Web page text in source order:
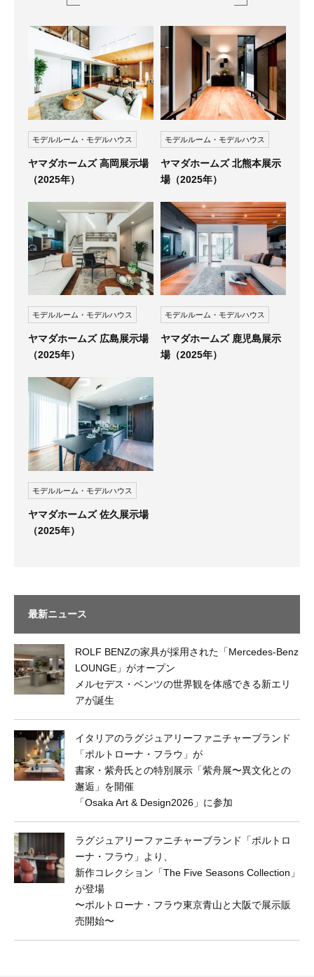
モデルルーム・モデルハウス
ヤマダホームズ 高岡展示場
（2025年）
モデルルーム・モデルハウス
ヤマダホームズ 北熊本展示
場（2025年）
モデルルーム・モデルハウス
ヤマダホームズ 広島展示場
（2025年）
モデルルーム・モデルハウス
ヤマダホームズ 鹿児島展示
場（2025年）
モデルルーム・モデルハウス
ヤマダホームズ 佐久展示場
（2025年）
最新ニュース
ROLF BENZの家具が採用された「Mercedes-Benz
LOUNGE」がオープン
メルセデス・ベンツの世界観を体感できる新エリ
アが誕生
イタリアのラグジュアリーファニチャーブランド
「ポルトローナ・フラウ」が
書家・紫舟氏との特別展示「紫舟展〜異文化との
邂逅」を開催
「Osaka Art & Design2026」に参加
ラグジュアリーファニチャーブランド「ポルトロ
ーナ・フラウ」より、
新作コレクション「The Five Seasons Collection」
が登場
〜ポルトローナ・フラウ東京⻘山と大阪で展示販
売開始〜